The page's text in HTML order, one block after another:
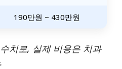
190만원 ~ 430만원
치로, 실제 비용은 치과